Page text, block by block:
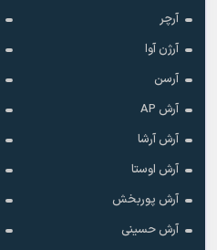
آرچر
آرژن آوا
آرسن
آرش AP
آرش آرشا
آرش اوستا
آرش پوربخش
آرش حسینی